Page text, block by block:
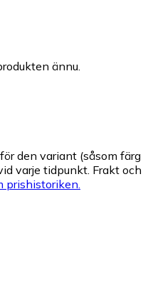
ännu.
den variant (såsom färg
varje tidpunkt. Frakt och
prishistoriken.